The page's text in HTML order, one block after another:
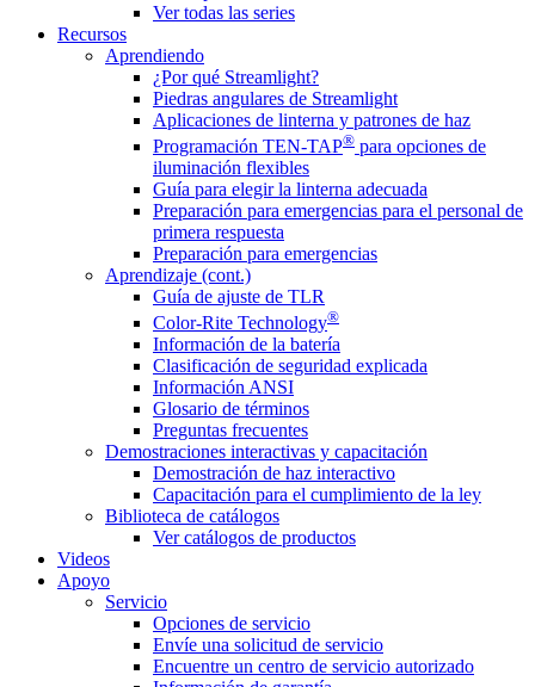
Ver todas las series
Recursos
Aprendiendo
¿Por qué Streamlight?
Piedras angulares de Streamlight
Aplicaciones de linterna y patrones de haz
Programación TEN-TAP® para opciones de
iluminación flexibles
Guía para elegir la linterna adecuada
Preparación para emergencias para el personal de
primera respuesta
Preparación para emergencias
Aprendizaje (cont.)
Guía de ajuste de TLR
Color-Rite Technology®
Información de la batería
Clasificación de seguridad explicada
Información ANSI
Glosario de términos
Preguntas frecuentes
Demostraciones interactivas y capacitación
Demostración de haz interactivo
Capacitación para el cumplimiento de la ley
Biblioteca de catálogos
Ver catálogos de productos
Videos
Apoyo
Servicio
Opciones de servicio
Envíe una solicitud de servicio
Encuentre un centro de servicio autorizado